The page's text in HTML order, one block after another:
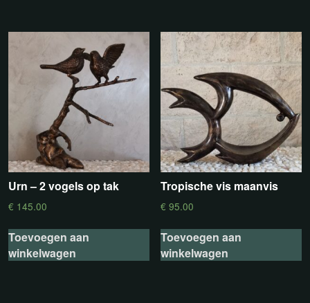
Urn – 2 vogels op tak
€ 145.00
Toevoegen aan
winkelwagen
Tropische vis maanvis
€ 95.00
Toevoegen aan
winkelwagen